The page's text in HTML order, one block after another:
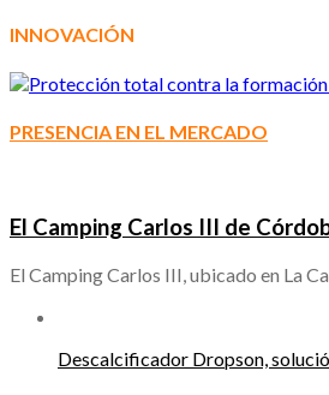
INNOVACIÓN
PRESENCIA EN EL MERCADO
El Camping Carlos III de
El Camping Carlos III, ubicado en La
Descalcificador Dropson,